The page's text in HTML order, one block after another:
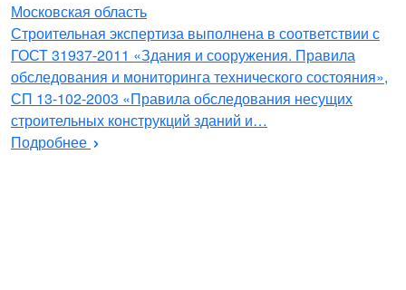
Московская область
Строительная экспертиза выполнена в соответствии с
ГОСТ 31937-2011 «Здания и сооружения. Правила
обследования и мониторинга технического состояния»,
СП 13-102-2003 «Правила обследования несущих
строительных конструкций зданий и…
Подробнее